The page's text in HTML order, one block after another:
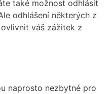
také možnost odhlásit
odhlášení některých z
váš zážitek z
naprosto nezbytné pro